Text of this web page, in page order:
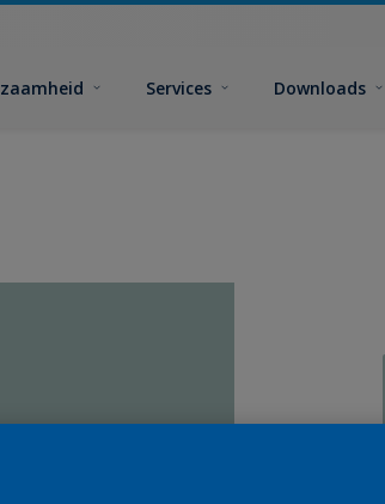
Services Downloads